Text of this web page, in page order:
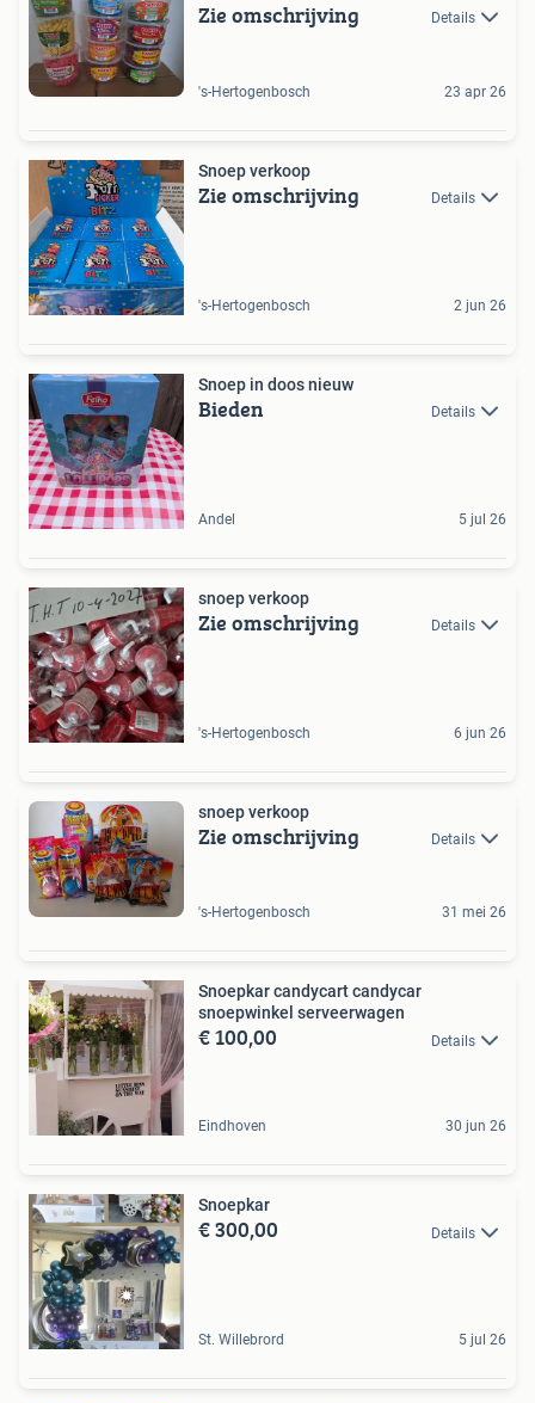
Zie omschrijving Details
's-Hertogenbosch 23 apr 26
Snoep verkoop
Zie omschrijving Details
's-Hertogenbosch 2 jun 26
Snoep in doos nieuw
Bieden Details
Andel 5 jul 26
snoep verkoop
Zie omschrijving Details
's-Hertogenbosch 6 jun 26
snoep verkoop
Zie omschrijving Details
's-Hertogenbosch 31 mei 26
Snoepkar candycart candycar
snoepwinkel serveerwagen
€ 100,00 Details
Eindhoven 30 jun 26
Snoepkar
€ 300,00 Details
St. Willebrord 5 jul 26